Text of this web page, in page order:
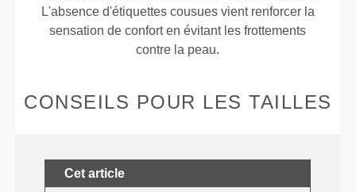
L'absence d'étiquettes cousues vient renforcer la
sensation de confort en évitant les frottements
contre la peau.
CONSEILS POUR LES TAILLES
Cet article